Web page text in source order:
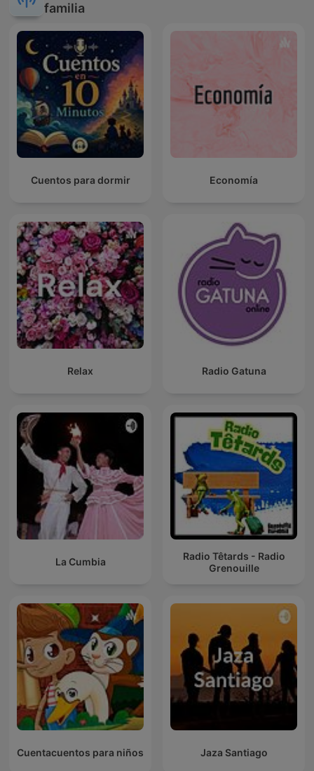
familia
Cuentos para dormir Economía
Relax Radio Gatuna
La Cumbia
Radio Têtards - Radio
Grenouille
Cuentacuentos para niños Jaza Santiago